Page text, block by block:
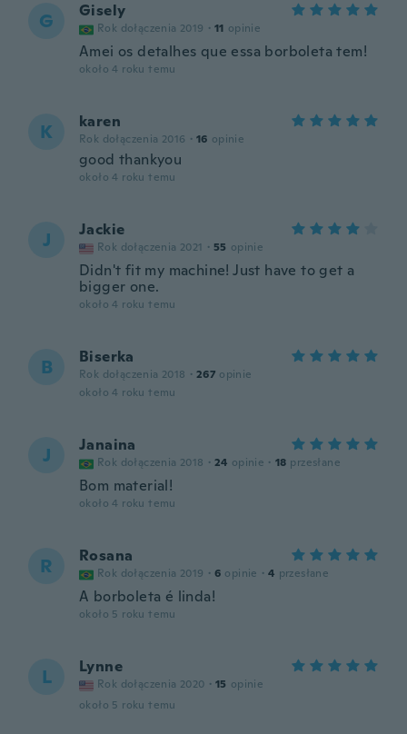
G Gisely
Rok dołączenia 2019 · 11 opinie
Amei os detalhes que essa borboleta tem!
około 4 roku temu
K karen
Rok dołączenia 2016 · 16 opinie
good thankyou
około 4 roku temu
J Jackie
Rok dołączenia 2021 · 55 opinie
Didn't fit my machine! Just have to get a
bigger one.
około 4 roku temu
B Biserka
Rok dołączenia 2018 · 267 opinie
około 4 roku temu
J Janaina
Rok dołączenia 2018 · 24 opinie · 18 przesłane
Bom material!
około 4 roku temu
R Rosana
Rok dołączenia 2019 · 6 opinie · 4 przesłane
A borboleta é linda!
około 5 roku temu
L Lynne
Rok dołączenia 2020 · 15 opinie
około 5 roku temu